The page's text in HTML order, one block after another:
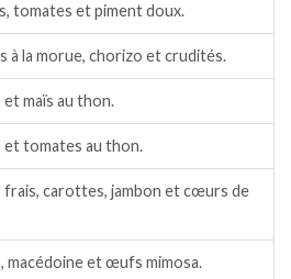
tomates et piment doux.
à la morue, chorizo et crudités.
maïs au thon.
et tomates au thon.
frais, carottes, jambon et cœurs de
macédoine et œufs mimosa.